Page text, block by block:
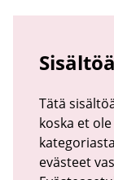
Tätä
koska et
evästeet